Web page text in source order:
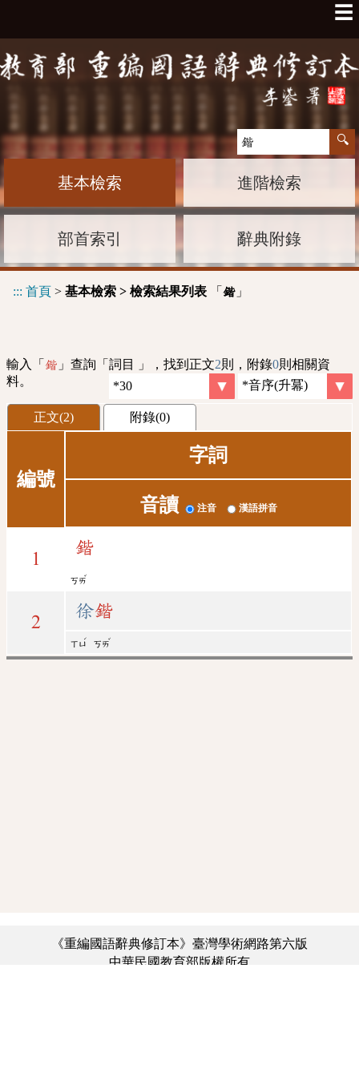
☰
基本檢索 進階檢索
部首索引 辭典附錄
::: 首頁 > 基本檢索 > 檢索結果列表 「 鍇 」
輸入「 鍇 」查詢「詞目 」，找到正文2則，附錄0則相關資
料。
正文(2) 附錄(0)
編號
字詞
音讀 注音 漢語拼音
1
鍇
ㄎㄞ
ˇ
2
徐鍇
ㄒㄩ
ˊ
ㄎㄞ
ˇ
《重編國語辭典修訂本》臺灣學術網路第六版
中華民國教育部版權所有